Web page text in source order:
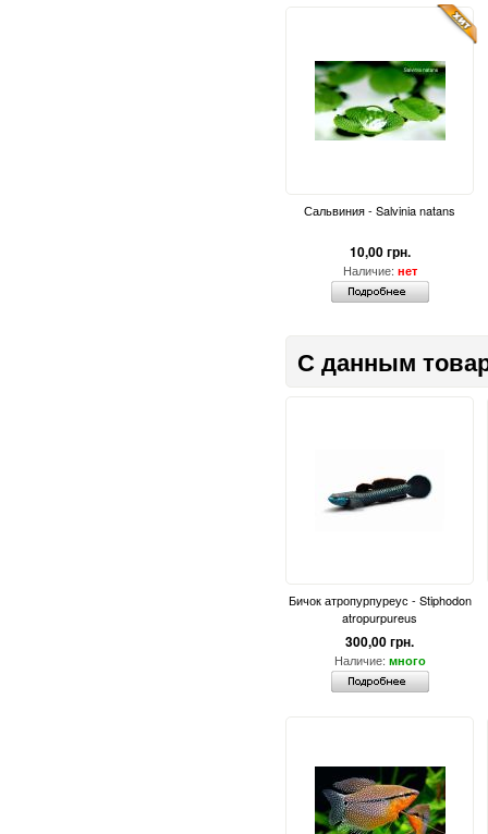
Сальвиния - Salvinia natans
10,00 грн.
Наличие: нет
С данным
Бичок атропурпуреус - Stiphodon
atropurpureus
300,00 грн.
Наличие: много